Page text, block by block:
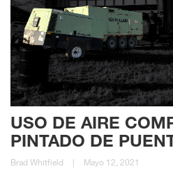
USO DE AIRE
PINTADO DE
Brad Whitfield | Mayo 12, 2021